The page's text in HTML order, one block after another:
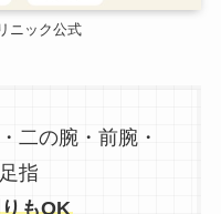
ニック公式
二の腕・前腕・
指
もOK